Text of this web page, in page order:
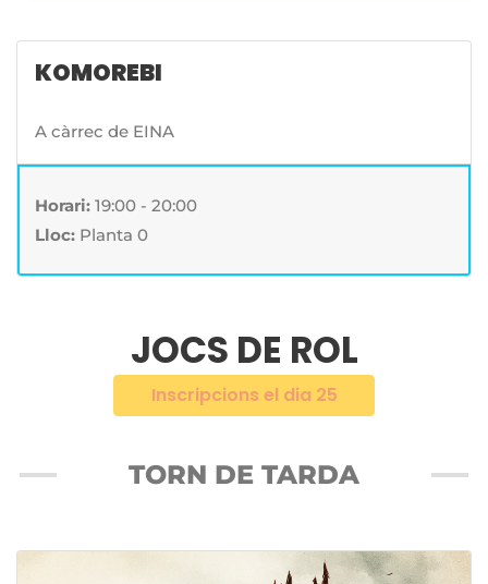
KOMOREBI
A càrrec de EINA
Horari: 19:00 - 20:00
Lloc: Planta 0
JOCS DE ROL
Inscripcions el dia 25
TORN DE TARDA